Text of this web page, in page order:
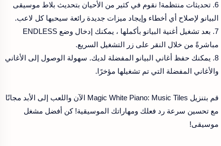
6. تحديثات منتظمة! نقوم في كثير من الأحيان بتحديث بلاط موسيقى
البيانو لإصلاح أي أخطاء وإيجاد ميزات جديدة رائعة سيحبها كل لاعب.
7. بعد تشغيل أغنية البيانو بأكملها ، يمكنك إدخال وضع ENDLESS
مباشرةً من خلال النقر على زر التشغيل السريع.
8. يمكنك حفظ أغاني البيانو المفضلة لديك. سهولة الوصول إلى الأغاني
والأغاني المفضلة التي تم تشغيلها مؤخرًا.
قم بتنزيل Magic White Piano: Music Tiles الآن واللعب إلى الأبد مجانًا
مع تحسين سرعة رد فعلك ومهاراتك الموسيقية! كن أفضل مشغل
موسيقى!